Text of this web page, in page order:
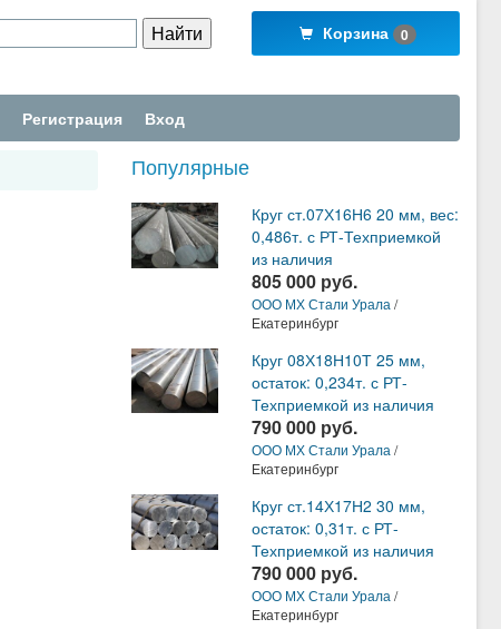
Корзина 0
Регистрация Вход
Популярные
Круг ст.07Х16Н6 20 мм, вес:
0,486т. с РТ-Техприемкой
из наличия
805 000 руб.
ООО МХ Стали Урала /
Екатеринбург
Круг 08Х18Н10Т 25 мм,
остаток: 0,234т. с РТ-
Техприемкой из наличия
790 000 руб.
ООО МХ Стали Урала /
Екатеринбург
Круг ст.14Х17Н2 30 мм,
остаток: 0,31т. с РТ-
Техприемкой из наличия
790 000 руб.
ООО МХ Стали Урала /
Екатеринбург